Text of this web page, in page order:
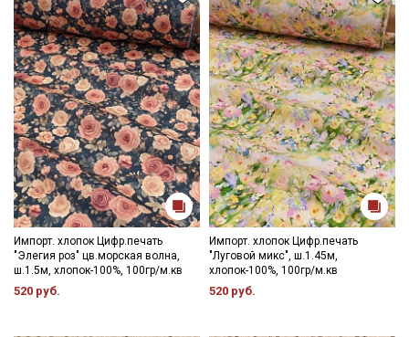
Импорт. хлопок Цифр.печать
"Элегия роз" цв.морская волна,
ш.1.5м, хлопок-100%, 100гр/м.кв
520 руб.
Импорт. хлопок Цифр.печать
"Луговой микс", ш.1.45м,
хлопок-100%, 100гр/м.кв
520 руб.